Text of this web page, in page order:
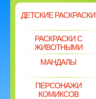
ДЕТСКИЕ РАСКРАСКИ
РАСКРАСКИ С
ЖИВОТНЫМИ
МАНДАЛЫ
ПЕРСОНАЖИ
КОМИКСОВ